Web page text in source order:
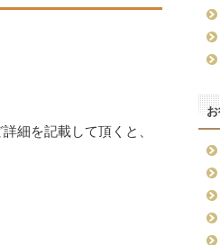
細を記載して頂くと、